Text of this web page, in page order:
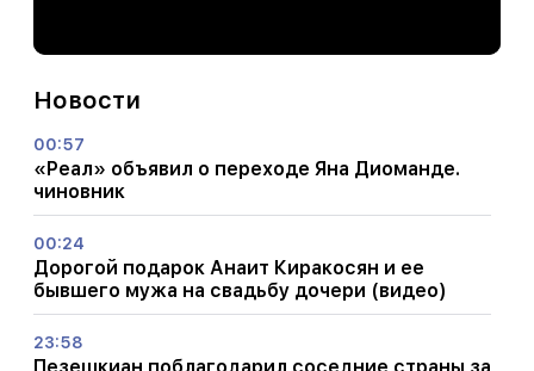
Новости
00:57
«Реал» объявил о переходе Яна Диоманде.
чиновник
00:24
Дорогой подарок Анаит Киракосян и ее
бывшего мужа на свадьбу дочери (видео)
23:58